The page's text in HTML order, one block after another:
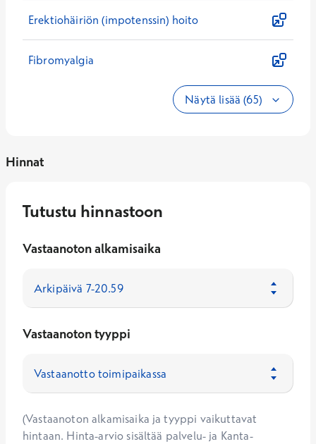
Erektiohäiriön (impotenssin) hoito
Fibromyalgia
Näytä lisää (65)
Hinnat
Tutustu hinnastoon
Vastaanoton alkamisaika
Vastaanoton tyyppi
(Vastaanoton alkamisaika ja tyyppi vaikuttavat
hintaan. Hinta-arvio sisältää palvelu- ja Kanta-